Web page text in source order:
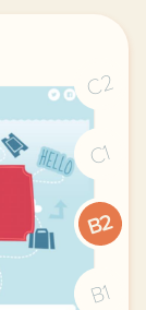
C2
C1
B2
B1